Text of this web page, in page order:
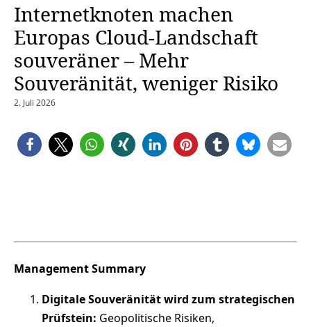
Internetknoten machen
Europas Cloud-Landschaft
souveräner – Mehr
Souveränität, weniger Risiko
2. Juli 2026
Management Summary
Digitale Souveränität wird zum strategischen
Prüfstein: Geopolitische Risiken,